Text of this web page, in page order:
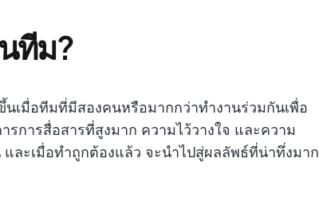
ทีม?
เมื่อทีมที่มีสองคนหรือมากกว่าทำงานร่วมกันเพื่อ
การสื่อสารที่สูงมาก ความไว้วางใจ และความ
ละเมื่อทำถูกต้องแล้ว จะนำไปสู่ผลลัพธ์ที่น่าทึ่งมาก